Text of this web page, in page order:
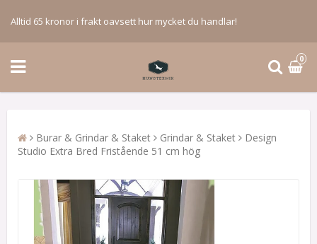
Alltid 65 kronor i frakt oavsett hur mycket du handlar!
0
Burar & Grindar & Staket Grindar & Staket
Design
Studio Extra Bred Fristående 51 cm hög